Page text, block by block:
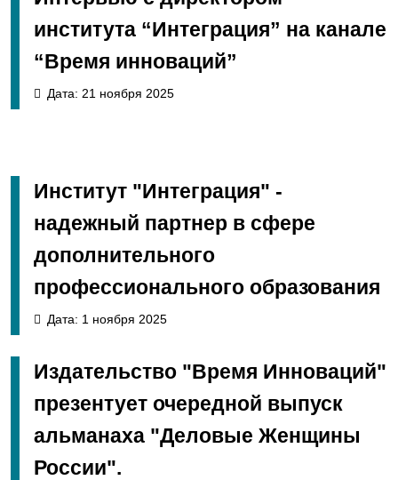
института “Интеграция” на канале
“Время инноваций”
Дата: 21 ноября 2025
Институт "Интеграция" -
надежный партнер в сфере
дополнительного
профессионального образования
Дата: 1 ноября 2025
Издательство "Время Инноваций"
презентует очередной выпуск
альманаха "Деловые Женщины
России".